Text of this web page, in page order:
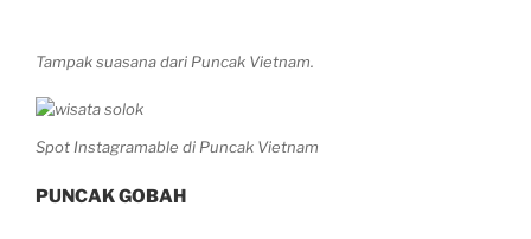
Tampak suasana dari Puncak Vietnam.
Spot Instagramable di Puncak Vietnam
PUNCAK GOBAH